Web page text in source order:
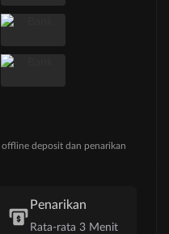
deposit dan penarikan
Penarikan
Rata-rata 3 Menit